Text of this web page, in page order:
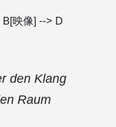
映像] --> D
den Klang
Raum